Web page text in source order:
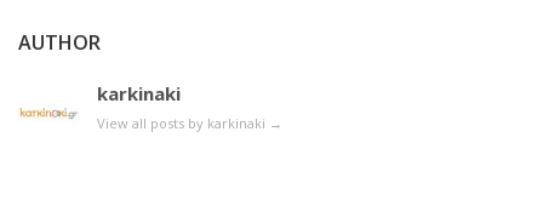
AUTHOR
karkinaki
View all posts by karkinaki →